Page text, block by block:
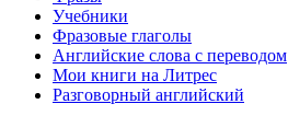
Учебники
Фразовые глаголы
Английские слова с переводом
Мои книги на Литрес
Разговорный английский